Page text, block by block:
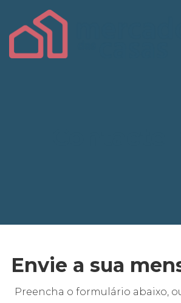
Envie a sua
Preencha o formulário abaixo,